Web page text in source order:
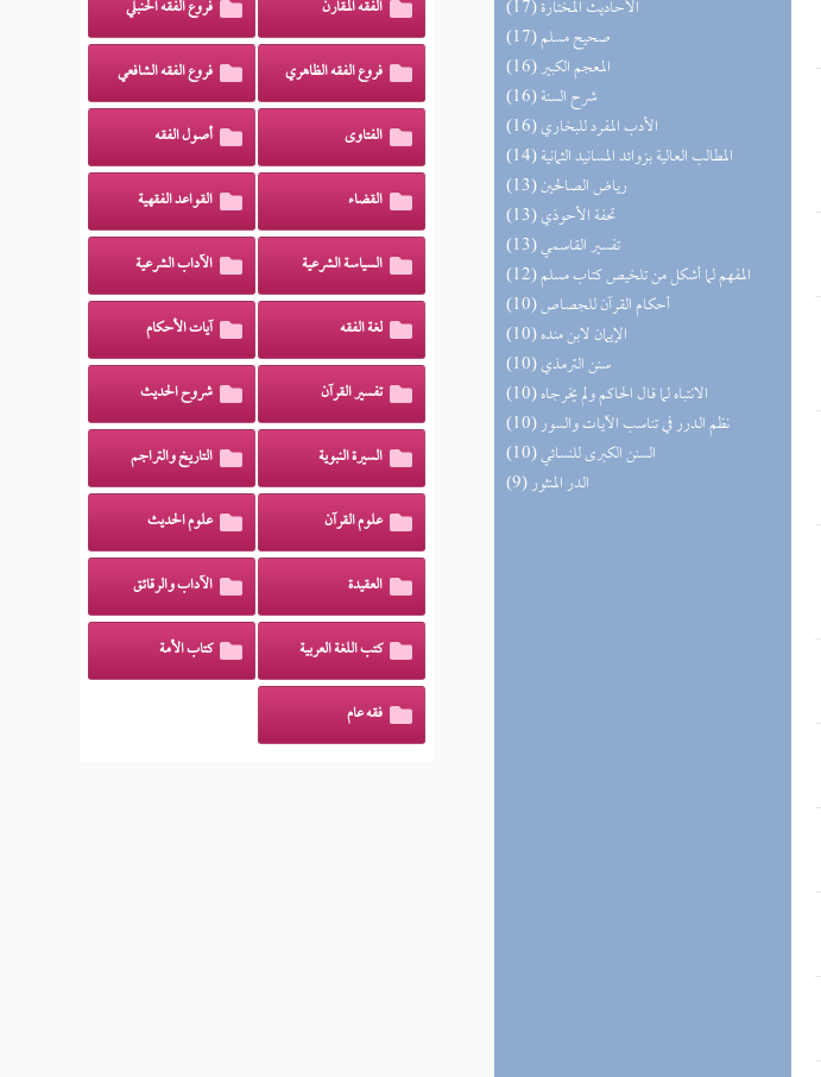
(17) الأحاديث المختارة
(17) صحيح مسلم
(16) المعجم الكبير
(16) شرح السنة
(16) الأدب المفرد للبخاري
(14) المطالب العالية بزوائد المسانيد الثمانية
(13) رياض الصالحين
(13) تحفة الأحوذي
(13) تفسير القاسمي
(12) المفهم لما أشكل من تلخيص كتاب مسلم
(10) أحكام القرآن للجصاص
(10) الإيمان لابن منده
(10) سنن الترمذي
(10) الانتباه لما قال الحاكم ولم يخرجاه
(10) نظم الدرر في تناسب الآيات والسور
(10) السنن الكبرى للنسائي
(9) الدر المنثور
الفقه المقارن فروع الفقه الحنبلي
فروع الفقه الظاهري فروع الفقه الشافعي
الفتاوى أصول الفقه
القضاء القواعد الفقهية
السياسة الشرعية الآداب الشرعية
لغة الفقه آيات الأحكام
تفسير القرآن شروح الحديث
السيرة النبوية التاريخ والتراجم
علوم القرآن علوم الحديث
العقيدة الآداب والرقائق
كتب اللغة العربية كتاب الأمة
فقه عام